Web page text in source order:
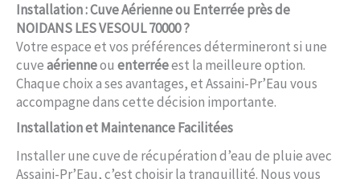
Installation : Cuve Aérienne ou Enterrée près de
NOIDANS LES VESOUL 70000 ?
Votre espace et vos préférences détermineront si une
cuveaérienneou enterréeest la meilleure option.
Chaque choix a ses avantages, et Assaini-Pr’Eau vous
accompagne dans cette décision importante.
Installation et Maintenance Facilitées
Installer une cuve de récupération d’eau de pluie avec
Assaini-Pr’Eau, c’est choisir la tranquillité. Nous vous